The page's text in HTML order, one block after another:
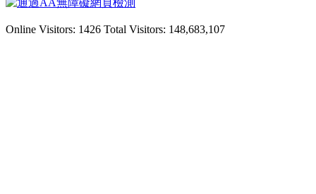
Online Visitors: 1426 Total Visitors: 148,683,107